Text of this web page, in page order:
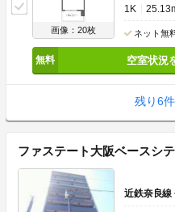
画像：20枚
1K
ネット無
空室状況
残り6
ファステート大阪ベースシ
近鉄奈良線